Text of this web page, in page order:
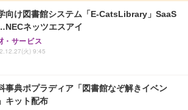
向け図書館システム「E-CatsLibrary」SaaS
ネッツエスアイ
・サービス
火) 9:45
事典ポプラディア「図書館なぞ解きイベン
キット配布